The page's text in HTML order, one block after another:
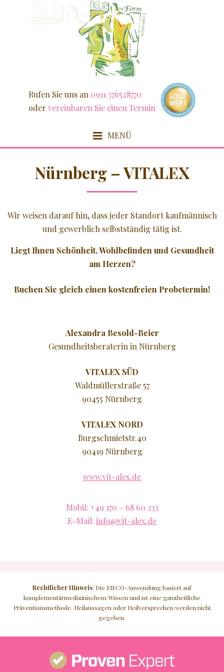
Rufen Sie uns an 0911 376528770
oder vereinbaren Sie einen Termin
MENÜ
DETOX / FASZIEN
NATURKOSMETIK
Nürnberg – VITALEX
Wir weisen darauf hin, dass jeder Standort kaufmännisch
und gewerblich selbstständig tätig ist.
Liegt Ihnen Schönheit, Wohlbefinden und Gesundheit
am Herzen?
Buchen Sie gleich einen kostenfreien Probetermin!
Alexandra Besold-Beier
Gesundheitsberaterin in Nürnberg
VITALEX SÜD
Waldmüllerstraße 57
90455 Nürnberg
VITALEX NORD
Burgschmietstr.40
90419 Nürnberg
www.vit-alex.de
Mobil: +49 170 – 68 60 233
E-Mail: info@vit-alex.de
Rechtlicher Hinweis: Die FIFCO-Anwendung basiert auf
komplementärmedizinischem Wissen und ist eine ganzheitliche
Präventionsmethode. Heilaussagen oder Heilversprechen werden nicht
gegeben.